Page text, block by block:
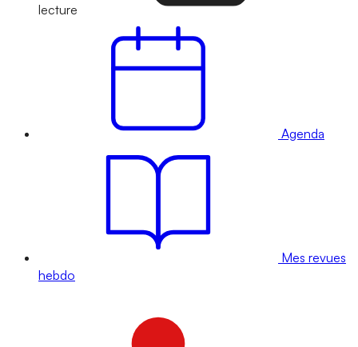
lecture
Agenda
Mes revues
hebdo